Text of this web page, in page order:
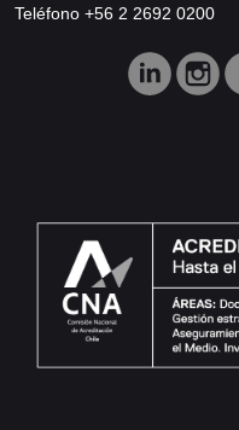
Teléfono +56 2 2692 0200